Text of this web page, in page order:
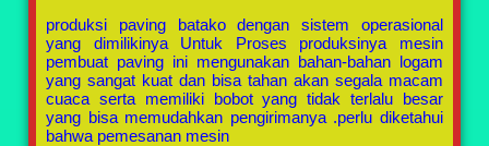
produksi paving batako dengan sistem operasional
yang dimilikinya Untuk Proses produksinya mesin
pembuat paving ini mengunakan bahan-bahan logam
yang sangat kuat dan bisa tahan akan segala macam
cuaca serta memiliki bobot yang tidak terlalu besar
yang bisa memudahkan pengirimanya .perlu diketahui
bahwa pemesanan mesin